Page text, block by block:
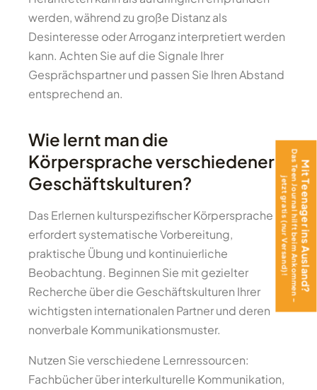
werden, während zu große Distanz als
Desinteresse oder Arroganz interpretiert werden
kann. Achten Sie auf die Signale Ihrer
Gesprächspartner und passen Sie Ihren Abstand
entsprechend an.
Wie lernt man die
Körpersprache verschiedener
Geschäftskulturen?
Das Erlernen kulturspezifischer Körpersprache
erfordert systematische Vorbereitung,
praktische Übung und kontinuierliche
Beobachtung. Beginnen Sie mit gezielter
Recherche über die Geschäftskulturen Ihrer
wichtigsten internationalen Partner und deren
nonverbale Kommunikationsmuster.
Nutzen Sie verschiedene Lernressourcen:
Fachbücher über interkulturelle Kommunikation,
Mit Teenager ins Ausland?
Das Teen Journal hilft beim Ankommen –
jetzt gratis (nur Versand)!